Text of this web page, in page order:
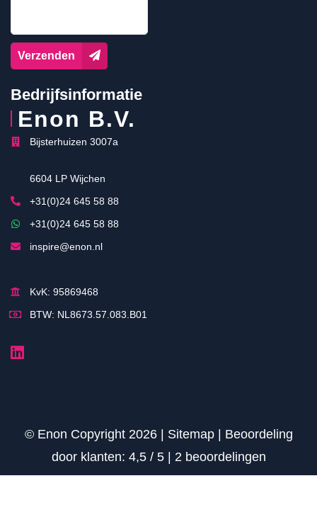
Verzenden
Bedrijfsinformatie
Enon B.V.
Bijsterhuizen 3007a
6604 LP Wijchen
+31(0)24 645 58 88
+31(0)24 645 58 88
inspire@enon.nl
KvK: 95869468
BTW: NL8673.57.083.B01
© Enon Copyright 2026 | Sitemap| Beoordeling
door klanten: 4,5/ 5| 2beoordelingen